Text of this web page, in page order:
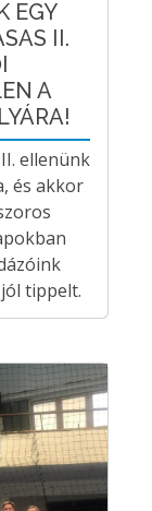
EGY
II.
A
ellenünk
és akkor
tippelt.